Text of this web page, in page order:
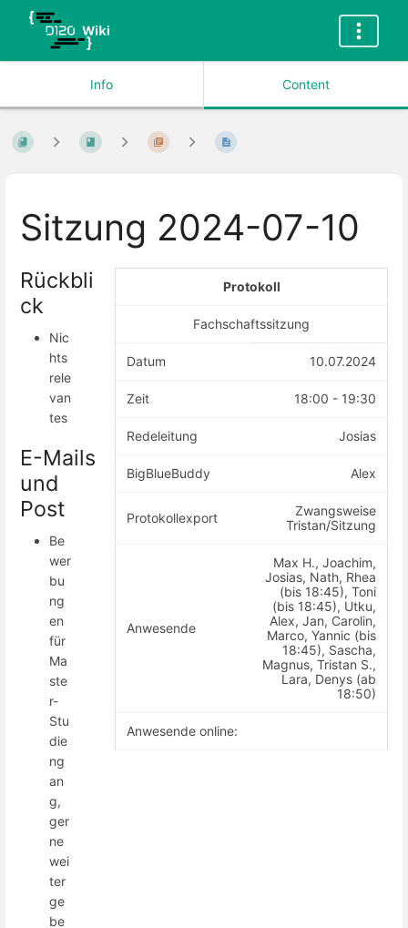
Info Content
Sitzung 2024-07-10
Protokoll
Fachschaftssitzung
Datum 10.07.2024
Zeit 18:00 - 19:30
Redeleitung Josias
BigBlueBuddy Alex
Protokollexport
Zwangsweise
Tristan/Sitzung
Anwesende
Max H., Joachim,
Josias, Nath, Rhea
(bis 18:45), Toni
(bis 18:45), Utku,
Alex, Jan, Carolin,
Marco, Yannic (bis
18:45), Sascha,
Magnus, Tristan S.,
Lara, Denys (ab
18:50)
Anwesende online:
Rückbli
ck
Nic
hts
rele
van
tes
E-Mails
und
Post
Be
wer
bu
ng
en
für
Ma
ste
r-
Stu
die
ng
an
g,
ger
ne
wei
ter
ge
be